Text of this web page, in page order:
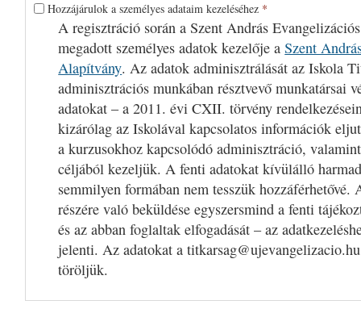
Hozzájárulok a személyes adataim kezeléséhez *
A regisztráció során a Szent András
megadott személyes adatok kezelője aSzent
Alapítvány. Az adatok adminisztrálását az Iskola
adminisztrációs munkában résztvevő munkatársai
adatokat – a 2011. évi CXII. törvény
kizárólag az Iskolával kapcsolatos információk
a kurzusokhoz kapcsolódó adminisztráció,
céljából kezeljük. A fenti adatokat kívülálló
semmilyen formában nem tesszük hozzáférhetővé.
részére való beküldése egyszersmind a fenti
és az abban foglaltak elfogadását – az
jelenti. Az adatokat a
töröljük.